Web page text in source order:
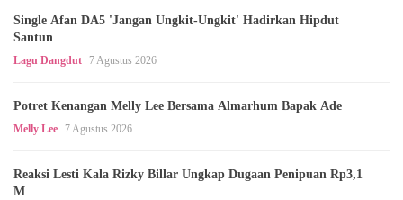
Single Afan DA5 'Jangan Ungkit-Ungkit' Hadirkan Hipdut
Santun
Lagu Dangdut 7 Agustus 2026
Potret Kenangan Melly Lee Bersama Almarhum Bapak Ade
Melly Lee 7 Agustus 2026
Reaksi Lesti Kala Rizky Billar Ungkap Dugaan Penipuan Rp3,1
M